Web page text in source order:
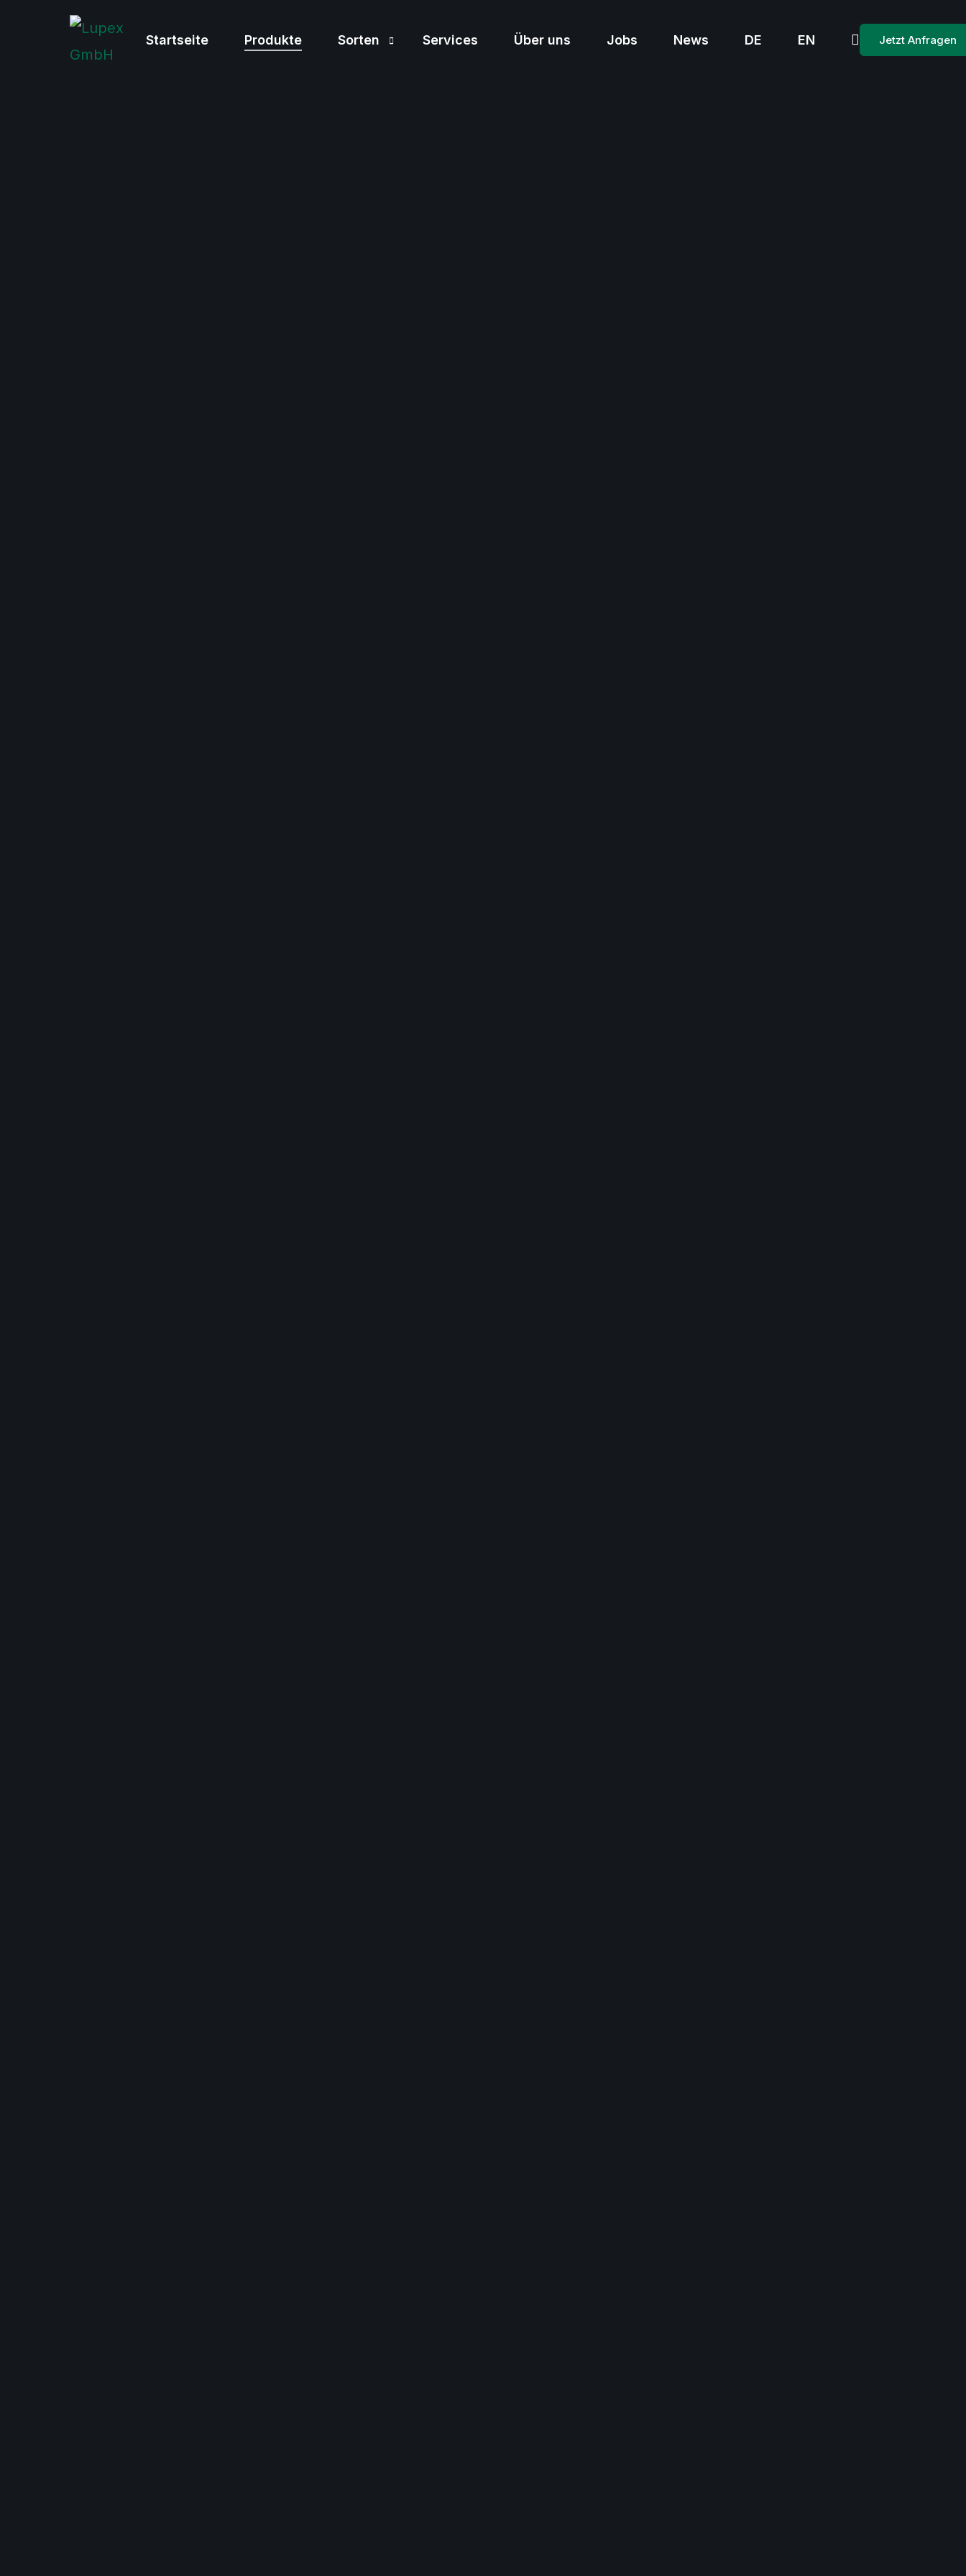
Startseite Produkte Sorten Services Über uns Jobs News DE EN Jetzt Anfragen